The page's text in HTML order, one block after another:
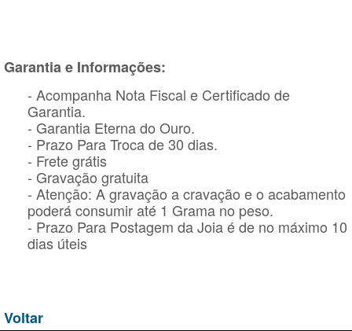
Garantia e Informações:
- Acompanha Nota Fiscal e Certificado de
Garantia.
- Garantia Eterna do Ouro.
- Prazo Para Troca de 30 dias.
- Frete grátis
- Gravação gratuita
- Atenção: A gravação a cravação e o acabamento
poderá consumir até 1 Grama no peso.
- Prazo Para Postagem da Joia é de no máximo 10
dias úteis
Voltar